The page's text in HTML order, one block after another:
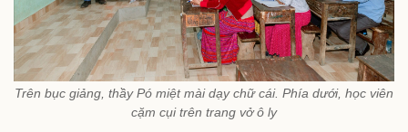
Trên bục giảng, thầy Pó miệt mài dạy chữ cái. Phía dưới, học viên
cặm cụi trên trang vở ô ly